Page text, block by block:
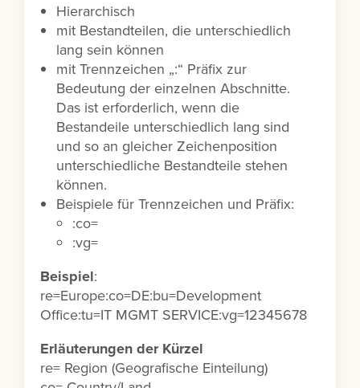
Hierarchisch
mit Bestandteilen, die unterschiedlich
lang sein können
mit Trennzeichen „:“ Präfix zur
Bedeutung der einzelnen Abschnitte.
Das ist erforderlich, wenn die
Bestandeile unterschiedlich lang sind
und so an gleicher Zeichenposition
unterschiedliche Bestandteile stehen
können.
Beispiele für Trennzeichen und Präfix:
:co=
:vg=
Beispiel:
re=Europe:co=DE:bu=Development
Office:tu=IT MGMT SERVICE:vg=12345678
Erläuterungen der Kürzel
re= Region (Geografische Einteilung)